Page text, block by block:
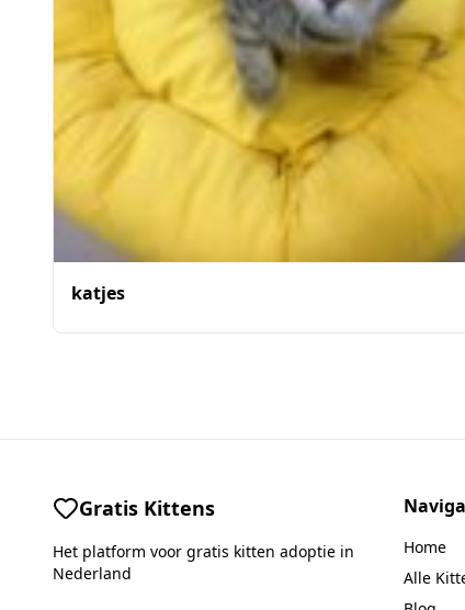
katjes
Gratis Kittens
Het platform voor gratis kitten adoptie in
Nederland
Home
Alle